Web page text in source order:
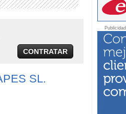
CONTRATAR
SL.
Publicidad